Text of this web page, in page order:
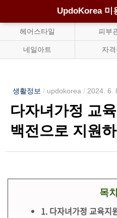
UpdoKorea 미
헤어스타일 피부
네일아트 자
생활정보 / updokorea / 2024. 6.
다자녀가정 교
백전으로 지원
목
1. 다자녀가정 교육지